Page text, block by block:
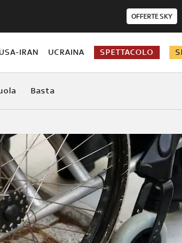
OFFERTE SKY
IRAN UCRAINA SPETTACOLO
Basta